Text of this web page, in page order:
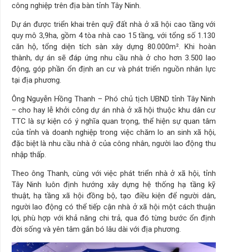
công nghiệp trên địa bàn tỉnh Tây Ninh.
Dự án được triển khai trên quỹ đất nhà ở xã hội cao tầng với
quy mô 3,9ha, gồm 4 tòa nhà cao 15 tầng, với tổng số 1.130
căn hộ, tổng diện tích sàn xây dựng 80.000m². Khi hoàn
thành, dự án sẽ đáp ứng nhu cầu nhà ở cho hơn 3.500 lao
động, góp phần ổn định an cư và phát triển nguồn nhân lực
tại địa phương.
Ông Nguyễn Hồng Thanh – Phó chủ tịch UBND tỉnh Tây Ninh
– cho hay lễ khởi công dự án nhà ở xã hội thuộc khu dân cư
TTC là sự kiện có ý nghĩa quan trọng, thể hiện sự quan tâm
của tỉnh và doanh nghiệp trong việc chăm lo an sinh xã hội,
đặc biệt là nhu cầu nhà ở của công nhân, người lao động thu
nhập thấp.
Theo ông Thanh, cùng với việc phát triển nhà ở xã hội, tỉnh
Tây Ninh luôn định hướng xây dựng hệ thống hạ tầng kỹ
thuật, hạ tầng xã hội đồng bộ, tạo điều kiện để người dân,
người lao động có thể tiếp cận nhà ở xã hội một cách thuận
lợi, phù hợp với khả năng chi trả, qua đó từng bước ổn định
đời sống và yên tâm gắn bó lâu dài với địa phương.